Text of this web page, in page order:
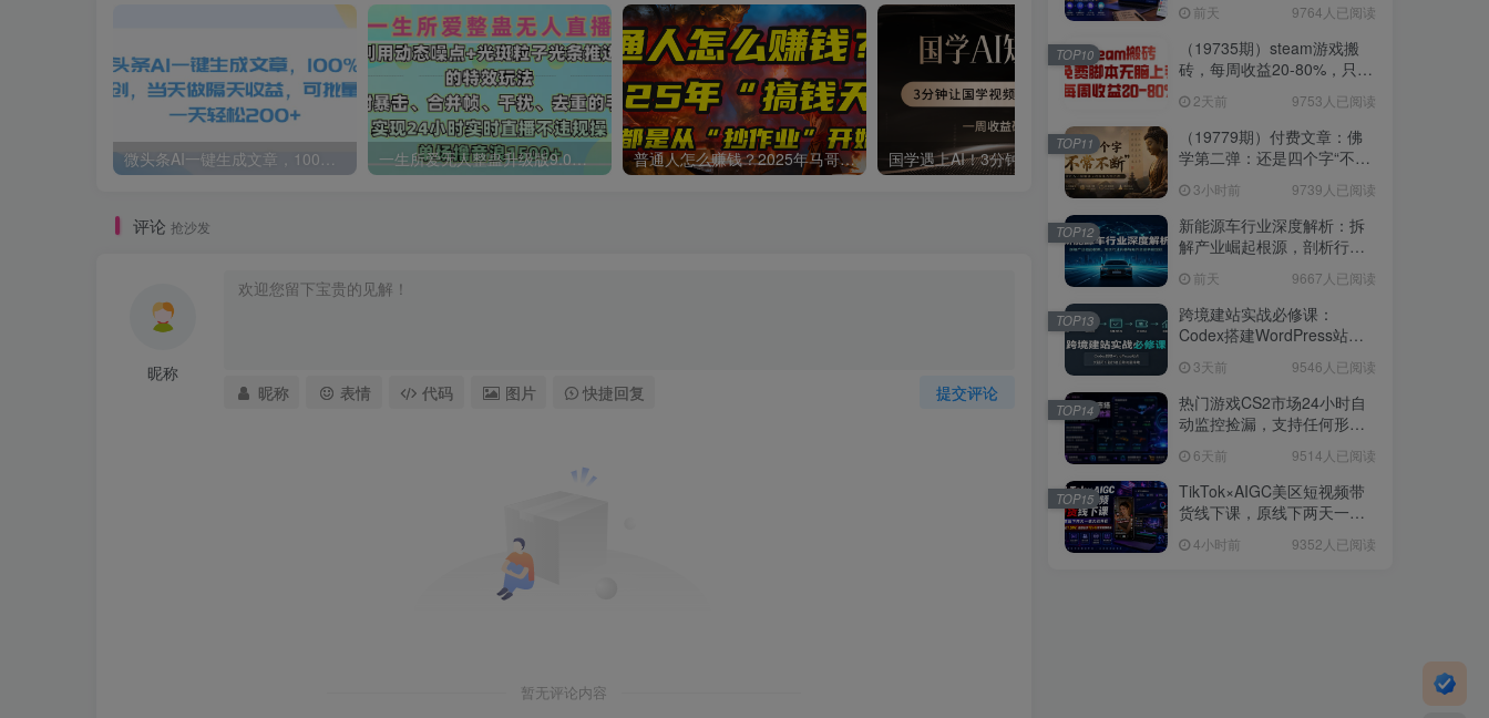
一生所爱无人整蛊升级版9.0，利用动态噪点+光斑粒子光条推进的特效玩法，内附暴击、合并帧、干扰、去重的手法，实现24小时实时直播不违规操，单场日入1500+，小白也能无脑驾驭 普通人怎么赚钱？2025年马哥揭秘“搞钱天条”：高手都是从“抄作业”开始的！(3步法) 国学遇上AI！3分钟让国学视频破10万播放 粗暴有效！电商评论区引流，无店铺 + 精准 + 长期，懒人必备
评论 抢沙发
昵称
提交评论
昵称 表情 代码 图片 快捷回复
暂无评论内容
前天 9764人已阅读
（19735期）steam游戏搬
砖，每周收益20-80%，只需
万，零风险长期做
2天前 9753人已阅读
TOP10
（19779期）付费文章：佛
学第二弹：还是四个字“不常
果连续之理
3小时前 9739人已阅读
TOP11
新能源车行业深度解析：拆
解产业崛起根源，剖析行业
前天 9667人已阅读
TOP12
跨境建站实战必修课：
Codex搭建WordPress站
量阵地
3天前 9546人已阅读
TOP13
热门游戏CS2市场24小时自
动监控捡漏，支持任何形式
手，日入300+【揭秘】
6天前 9514人已阅读
TOP14
TikTok×AIGC美区短视频带
货线下课，原线下两天一夜
实战课程，原价1.5W，完整
收录12小时高清授课视频
4小时前 9352人已阅读
TOP15